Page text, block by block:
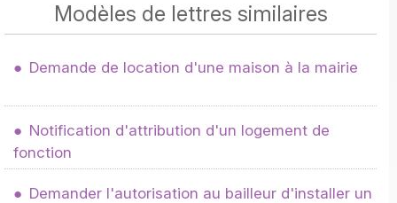
Modèles de lettres similaires
Demande de location d'une maison à la mairie
Notification d'attribution d'un logement de
fonction
Demander l'autorisation au bailleur d'installer un